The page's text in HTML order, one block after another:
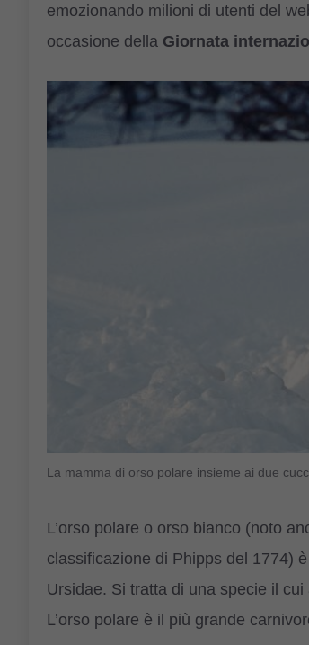
emozionando milioni di utenti del
occasione della Giornata
La mamma di orso polare insieme ai due
L’orso polare o orso bianco (noto
classificazione di Phipps del 1774)
Ursidae. Si tratta di una specie il
L’orso polare è il più grande